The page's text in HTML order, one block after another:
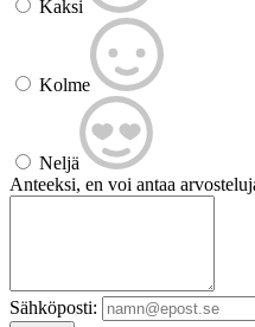
Kaksi
Kolme
Neljä
Anteeksi, en voi antaa
Sähköposti: